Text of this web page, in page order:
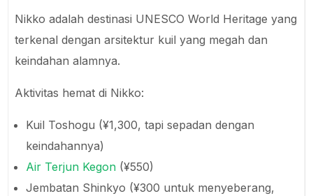
Nikko adalah destinasi UNESCO World Heritage yang
terkenal dengan arsitektur kuil yang megah dan
keindahan alamnya.
Aktivitas hemat di Nikko:
Kuil Toshogu (¥1,300, tapi sepadan dengan
keindahannya)
Air Terjun Kegon (¥550)
Jembatan Shinkyo (¥300 untuk menyeberang,